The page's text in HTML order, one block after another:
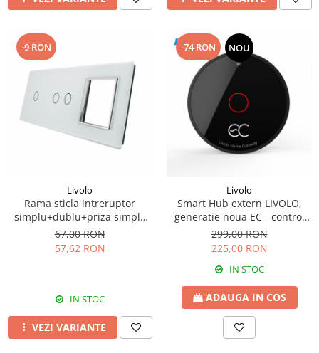
-9 RON
Livolo
Rama sticla intreruptor
simplu+dublu+priza simpla
Livolo
67,00 RON
57,62 RON
IN STOC
VEZI VARIANTE
-74 RON NOU
Livolo
Smart Hub extern LIVOLO,
generatie noua EC - control
wireless ,compatibil Alexa si
Google Home
299,00 RON
225,00 RON
IN STOC
ADAUGA IN COS